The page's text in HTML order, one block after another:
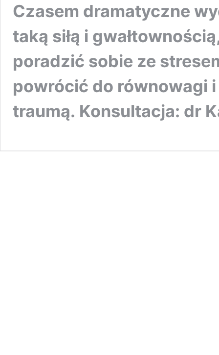
Czasem dramatyczne
taką siłą i
poradzić sobie ze
powrócić do równowagi
traumą. Konsultacja: dr